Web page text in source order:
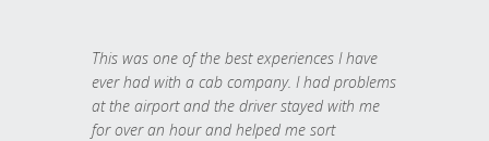
This was one of the best experiences I have
ever had with a cab company. I had problems
at the airport and the driver stayed with me
for over an hour and helped me sort